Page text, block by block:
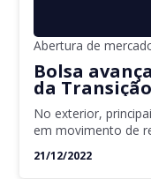
Abertura de
Bolsa
da
No exterior,
em movimento de
21/12/2022